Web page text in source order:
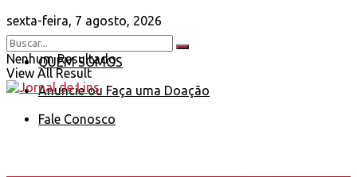
sexta-feira, 7 agosto, 2026
QUEM SOMOS
Anuncie ou Faça uma Doação
Fale Conosco
Nenhum Resultado
View All Result